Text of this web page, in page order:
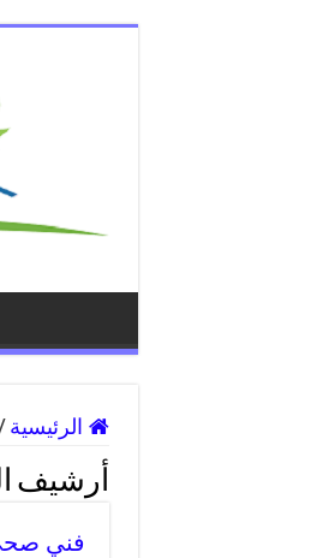
الرئيسية
أرشيف
فني صحي الفروانية /